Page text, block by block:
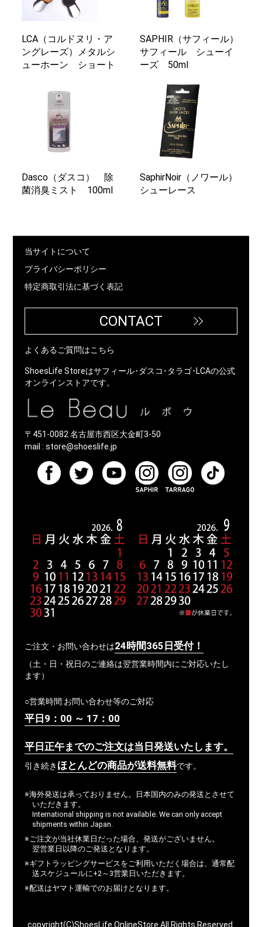
LCA（コルドヌリ・ア
ングレーズ）メタルシ
ューホーン ショート
SAPHIR（サフィール）
サフィール シューイ
ーズ 50ml
Dasco（ダスコ） 除
菌消臭ミスト 100ml
SaphirNoir（ノワール）
シューレース
当サイトについて
プライバシーポリシー
特定商取引法に基づく表記
CONTACT
よくあるご質問はこちら
ShoesLife Storeはサフィール･ダスコ･タラゴ･LCAの公式
オンラインストアです。
〒451-0082 名古屋市西区大金町3-50
mail :store@shoeslife.jp
ご注文・お問い合わせは24時間365日受付！
（土・日・祝日のご連絡は翌営業時間内にご対応いたし
ます）
○営業時間:お問い合わせ等のご対応
平日9：00 ～ 17：00
平日正午までのご注文は当日発送いたします。
引き続き ほとんどの商品が送料無料です。
※海外発送は承っておりません。日本国内のみの発送とさせて
いただきます。
International shipping is not available. We can only accept
shipments within Japan.
※ご注文が当社休業日だった場合、発送がございません。
翌営業日以降のご発送となります。
※ギフトラッピングサービスをご利用いただく場合は、通常配
送スケジュールに+2～3営業日いただきます。
※配送はヤマト運輸でのお届けとなります。
copyright(C)ShoesLife OnlineStore All Rights Reserved.